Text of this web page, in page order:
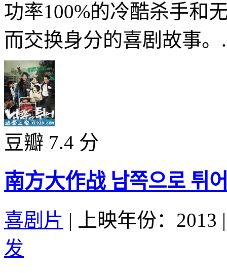
功率100%的冷酷杀手和
而交换身分的喜剧故事
豆瓣 7.4 分
南方大作战 남쪽으로 튀
喜剧片 | 上映年份：2013 |
发